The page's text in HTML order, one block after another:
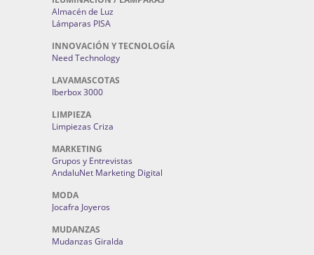
Almacén de Luz
Lámparas PISA
INNOVACIÓN Y TECNOLOGÍA
Need Technology
LAVAMASCOTAS
Iberbox 3000
LIMPIEZA
Limpiezas Criza
MARKETING
Grupos y Entrevistas
AndaluNet Marketing Digital
MODA
Jocafra Joyeros
MUDANZAS
Mudanzas Giralda